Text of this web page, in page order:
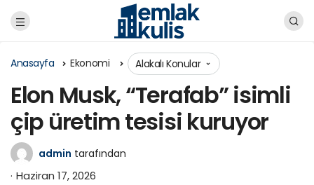
Anasayfa Ekonomi Alakalı Konular
Elon Musk, “Terafab” isimli
çip üretim tesisi kuruyor
admin tarafından
Haziran 17, 2026